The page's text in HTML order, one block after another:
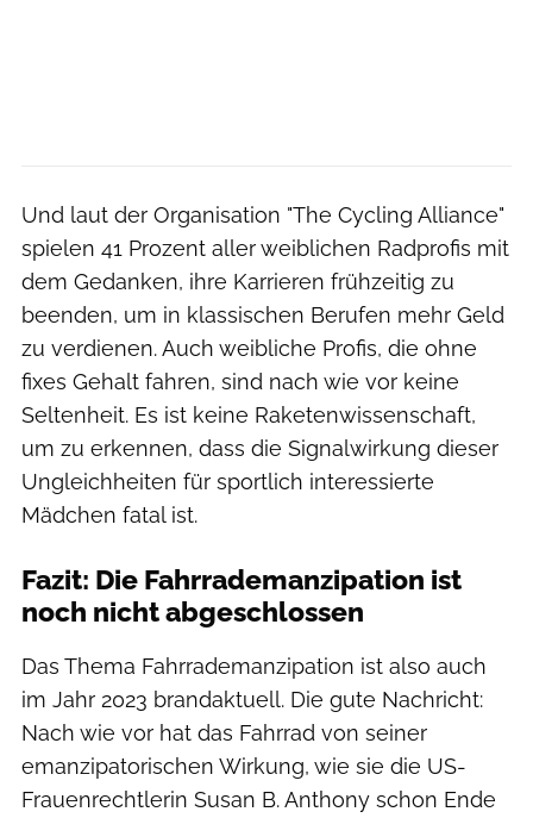
Und laut der Organisation "The Cycling Alliance"
spielen 41 Prozent aller weiblichen Radprofis mit
dem Gedanken, ihre Karrieren frühzeitig zu
beenden, um in klassischen Berufen mehr Geld
zu verdienen. Auch weibliche Profis, die ohne
fixes Gehalt fahren, sind nach wie vor keine
Seltenheit. Es ist keine Raketenwissenschaft,
um zu erkennen, dass die Signalwirkung dieser
Ungleichheiten für sportlich interessierte
Mädchen fatal ist.
Fazit: Die Fahrrademanzipation ist
noch nicht abgeschlossen
Das Thema Fahrrademanzipation ist also auch
im Jahr 2023 brandaktuell. Die gute Nachricht:
Nach wie vor hat das Fahrrad von seiner
emanzipatorischen Wirkung, wie sie die US-
Frauenrechtlerin Susan B. Anthony schon Ende